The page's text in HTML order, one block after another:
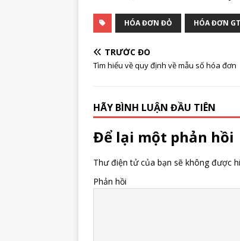
HÓA ĐƠN ĐỎ HÓA ĐƠN
TRƯỚC ĐÓ
Tìm hiểu về quy định về mẫu số hóa đơn
HÃY BÌNH LUẬN ĐẦU TIÊN
Để lại một phản hồi
Thư điện tử của bạn sẽ không được
Phản hồi